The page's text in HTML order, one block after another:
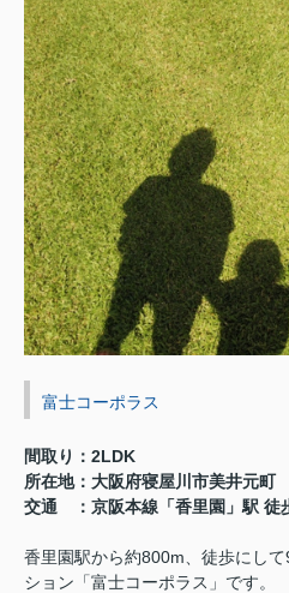
富士コーポラス
間取り：2LDK
所在地：大阪府寝屋川市美井元町
交通 ：京阪本線「香里園」駅 徒
香里園駅から約800m、徒歩にして
ション「富士コーポラス」です。